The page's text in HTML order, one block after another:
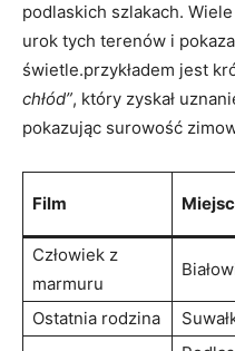
podlaskich szlakach.​
urok tych​ terenów i
⁢świetle.przykładem jest
chłód”, który zyskał
pokazując surowość
Film
Człowiek z⁣
marmuru
Ostatnia rodzina